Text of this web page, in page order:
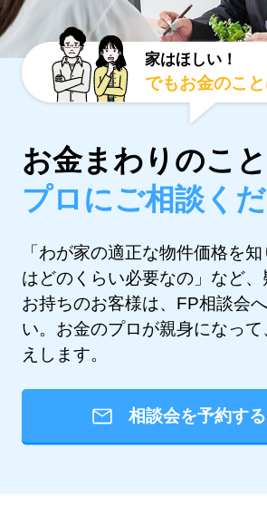
家はほしい！
でもお金のこ
お金まわりのこと
プロにご相談くだ
「わが家の適正な物件価格を
はどのくらい必要なの」など
お持ちのお客様は、FP相談会
い。お金のプロが親身になっ
えします。
相談会を予約する